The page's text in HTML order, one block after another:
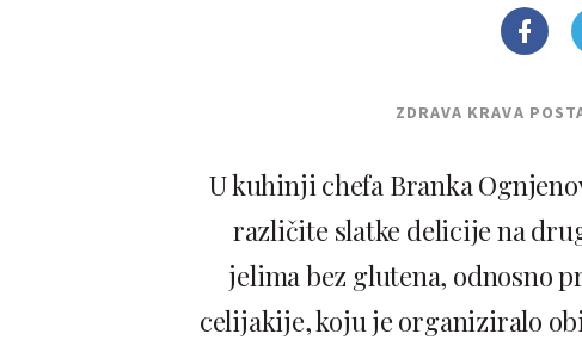
ZDRAVA KRAVA
U kuhinji chefa Branka
različite slatke delicije na
jelima bez glutena, odnosno
celijakije, koju je organiziralo